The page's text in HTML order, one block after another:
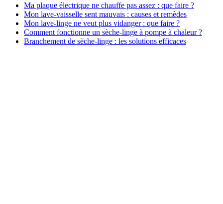
Ma plaque électrique ne chauffe pas assez : que faire ?
Mon lave-vaisselle sent mauvais : causes et remèdes
Mon lave-linge ne veut plus vidanger : que faire ?
Comment fonctionne un sèche-linge à pompe à chaleur ?
Branchement de sèche-linge : les solutions efficaces